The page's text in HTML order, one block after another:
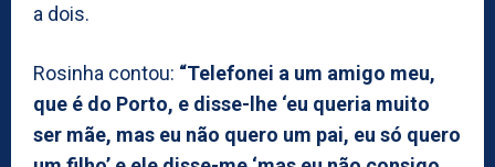
a dois.
Rosinha contou: “Telefonei a um amigo meu,
que é do Porto, e disse-lhe ‘eu queria muito
ser mãe, mas eu não quero um pai, eu só quero